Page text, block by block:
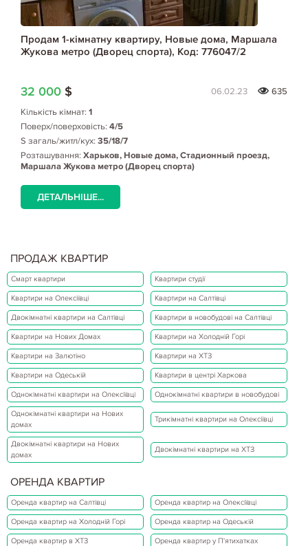
Продам 1-кімнатну квартиру, Новые дома, Маршала
Жукова метро (Дворец спорта), Код: 776047/2
32 000 $ 06.02.23
635
Кількість кімнат: 1
Поверх/поверховість: 4/5
S загаль/житл/кух: 35/18/7
Розташування: Харьков, Новые дома, Стадионный проезд,
Маршала Жукова метро (Дворец спорта)
ДЕТАЛЬНІШЕ...
ПРОДАЖ КВАРТИР
Смарт квартири Квартири студії
Квартири на Олексіївці Квартири на Салтівці
Двокімнатні квартири на Салтівці Квартири в новобудові на Салтівці
Квартири на Нових Домах Квартири на Холодній Горі
Квартири на Залютіно Квартири на ХТЗ
Квартири на Одеській Квартири в центрі Харкова
Однокімнатні квартири на Олексіївці Однокімнатні квартири в новобудові
Однокімнатні квартири на Нових
домах
Трикімнатні квартири на Олексіївці
Двокімнатні квартири на Нових
домах
Двокімнатні квартири на ХТЗ
ОРЕНДА КВАРТИР
Оренда квартир на Салтівці Оренда квартир на Олексіївці
Оренда квартир на Холодній Горі Оренда квартир на Одеській
Оренда квартир в ХТЗ Оренда квартир у П'ятихатках